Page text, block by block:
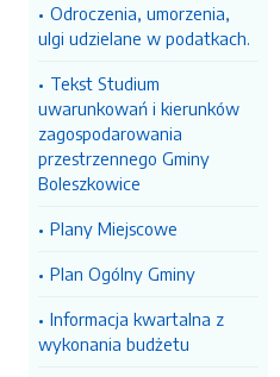
Odroczenia, umorzenia,
ulgi udzielane w podatkach.
Tekst Studium
uwarunkowań i kierunków
zagospodarowania
przestrzennego Gminy
Boleszkowice
Plany Miejscowe
Plan Ogólny Gminy
Informacja kwartalna z
wykonania budżetu